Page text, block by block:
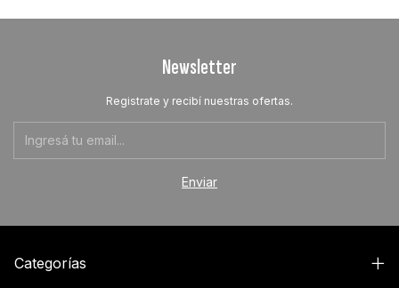
Newsletter
Registrate y recibí nuestras ofertas.
Categorías